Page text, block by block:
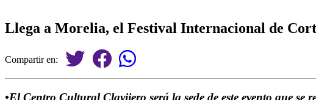
Llega a Morelia, el Festival Internacional de
Compartir en:
•El Centro Cultural Clavijero será la sede de este evento que se